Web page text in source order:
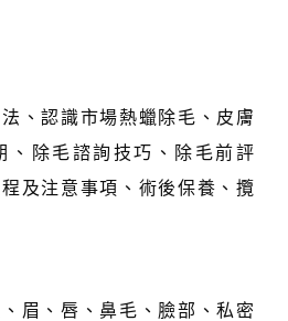
、認識市場熱蠟除毛、皮膚
、除毛諮詢技巧、除毛前評
及注意事項、術後保養、攬
眉、唇、鼻毛、臉部、私密